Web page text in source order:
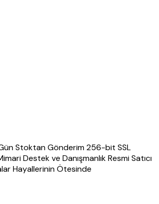
Gün Stoktan Gönderim 256-bit SSL
Destek ve Danışmanlık Resmi Satıcı
Hayallerinin Ötesinde